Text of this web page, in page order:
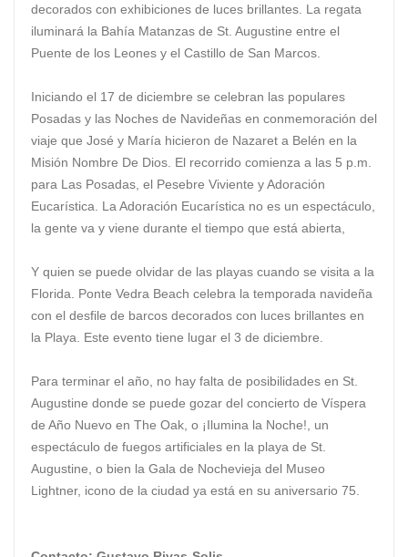
decorados con exhibiciones de luces brillantes. La regata
iluminará la Bahía Matanzas de St. Augustine entre el
Puente de los Leones y el Castillo de San Marcos.
Iniciando el 17 de diciembre se celebran las populares
Posadas y las Noches de Navideñas en conmemoración del
viaje que José y María hicieron de Nazaret a Belén en la
Misión Nombre De Dios. El recorrido comienza a las 5 p.m.
para Las Posadas, el Pesebre Viviente y Adoración
Eucarística. La Adoración Eucarística no es un espectáculo,
la gente va y viene durante el tiempo que está abierta,
Y quien se puede olvidar de las playas cuando se visita a la
Florida. Ponte Vedra Beach celebra la temporada navideña
con el desfile de barcos decorados con luces brillantes en
la Playa. Este evento tiene lugar el 3 de diciembre.
Para terminar el año, no hay falta de posibilidades en St.
Augustine donde se puede gozar del concierto de Víspera
de Año Nuevo en The Oak, o ¡Ilumina la Noche!, un
espectáculo de fuegos artificiales en la playa de St.
Augustine, o bien la Gala de Nochevieja del Museo
Lightner, icono de la ciudad ya está en su aniversario 75.